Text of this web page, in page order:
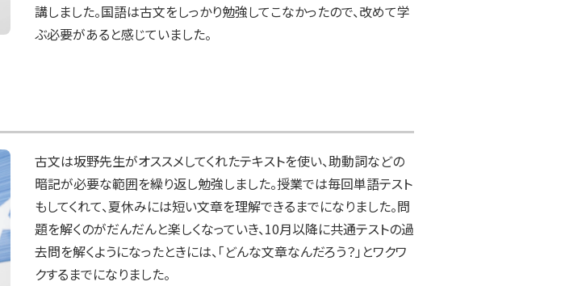
講しました。国語は古文をしっかり勉強してこなかったので、改めて学
ぶ必要があると感じていました。
古文は坂野先生がオススメしてくれたテキストを使い、助動詞などの
暗記が必要な範囲を繰り返し勉強しました。授業では毎回単語テスト
もしてくれて、夏休みには短い文章を理解できるまでになりました。問
題を解くのがだんだんと楽しくなっていき、10月以降に共通テストの過
去問を解くようになったときには、「どんな文章なんだろう？」とワクワ
クするまでになりました。